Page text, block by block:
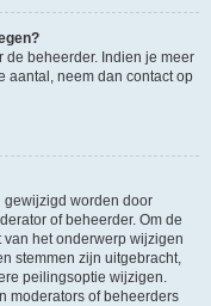
de beheerder. Indien je meer
aantal, neem dan contact op
gewijzigd worden door
of beheerder. Om de
het onderwerp wijzigen
stemmen zijn uitgebracht,
peilingsoptie wijzigen.
moderators of beheerders